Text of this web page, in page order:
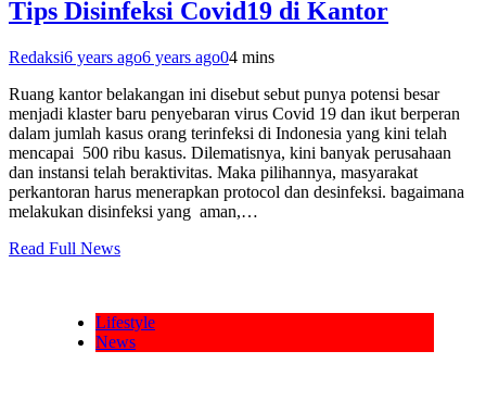
Tips Disinfeksi Covid19 di Kantor
Redaksi6 years ago6 years ago04 mins
Ruang kantor belakangan ini disebut sebut punya potensi besar
menjadi klaster baru penyebaran virus Covid 19 dan ikut berperan
dalam jumlah kasus orang terinfeksi di Indonesia yang kini telah
mencapai 500 ribu kasus. Dilematisnya, kini banyak perusahaan
dan instansi telah beraktivitas. Maka pilihannya, masyarakat
perkantoran harus menerapkan protocol dan desinfeksi. bagaimana
melakukan disinfeksi yang aman,…
Read Full News
Lifestyle
News